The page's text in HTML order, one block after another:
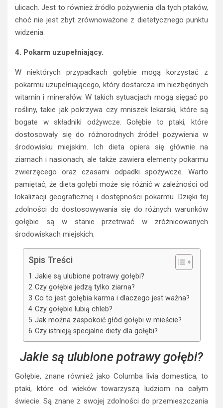
ulicach. Jest to również źródło pożywienia dla tych ptaków,
choć nie jest zbyt zrównoważone z dietetycznego punktu
widzenia.
4. Pokarm uzupełniający.
W niektórych przypadkach gołębie mogą korzystać z
pokarmu uzupełniającego, który dostarcza im niezbędnych
witamin i minerałów. W takich sytuacjach mogą sięgać po
rośliny, takie jak pokrzywa czy mniszek lekarski, które są
bogate w składniki odżywcze. Gołębie to ptaki, które
dostosowały się do różnorodnych źródeł pożywienia w
środowisku miejskim. Ich dieta opiera się głównie na
ziarnach i nasionach, ale także zawiera elementy pokarmu
zwierzęcego oraz czasami odpadki spożywcze. Warto
pamiętać, że dieta gołębi może się różnić w zależności od
lokalizacji geograficznej i dostępności pokarmu. Dzięki tej
zdolności do dostosowywania się do różnych warunków
gołębie są w stanie przetrwać w zróżnicowanych
środowiskach miejskich.
Spis Treści
Jakie są ulubione potrawy gołębi?
Czy gołębie jedzą tylko ziarna?
Co to jest gołębia karma i dlaczego jest ważna?
Czy gołębie lubią chleb?
Jak można zaspokoić głód gołębi w mieście?
Czy istnieją specjalne diety dla gołębi?
Jakie są ulubione potrawy gołębi?
Gołębie, znane również jako Columba livia domestica, to
ptaki, które od wieków towarzyszą ludziom na całym
świecie. Są znane z swojej zdolności do przemieszczania